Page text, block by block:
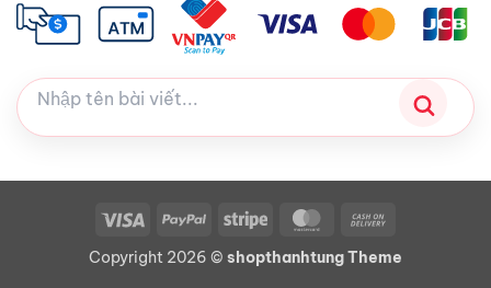
Visa PayPal Stripe MasterCard
Delivery
Copyright 2026 © shopthanhtung Theme